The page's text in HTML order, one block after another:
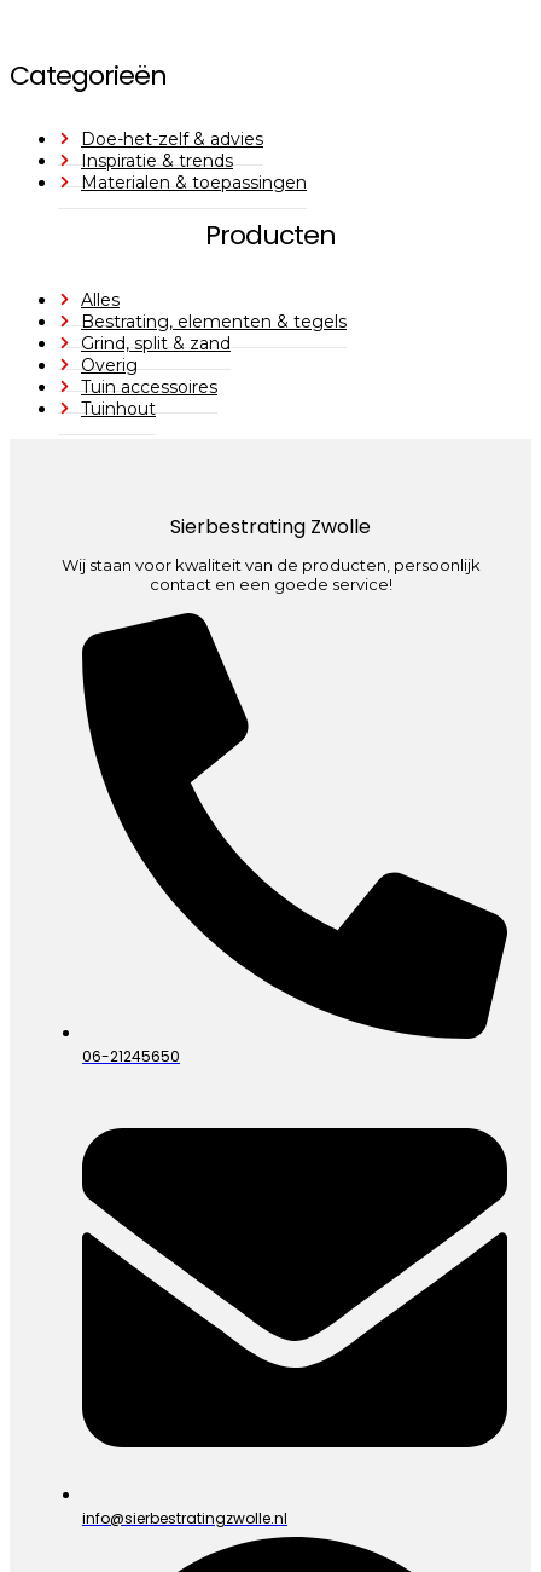
Categorieën
Doe-het-zelf & advies
Inspiratie & trends
Materialen & toepassingen
Producten
Alles
Bestrating, elementen & tegels
Grind, split & zand
Overig
Tuin accessoires
Tuinhout
Sierbestrating Zwolle
Wij staan voor kwaliteit van de producten, persoonlijk
contact en een goede service!
06-21245650
info@sierbestratingzwolle.nl